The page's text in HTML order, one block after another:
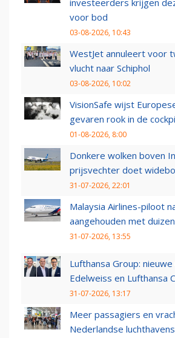
voor bod
03-08-2026, 10:43
WestJet annuleert voor
vlucht naar Schiphol
03-08-2026, 10:02
VisionSafe wijst
gevaren rook in de
01-08-2026, 8:00
Donkere wolken boven
prijsvechter doet
31-07-2026, 22:01
Malaysia Airlines-piloot
aangehouden met
31-07-2026, 13:55
Lufthansa Group: nieuwe
Edelweiss en Lufthansa
31-07-2026, 13:17
Meer passagiers en
Nederlandse